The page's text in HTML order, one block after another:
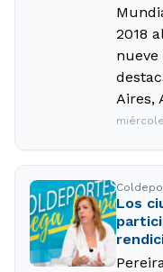
2018
nueve
Aires,
Los